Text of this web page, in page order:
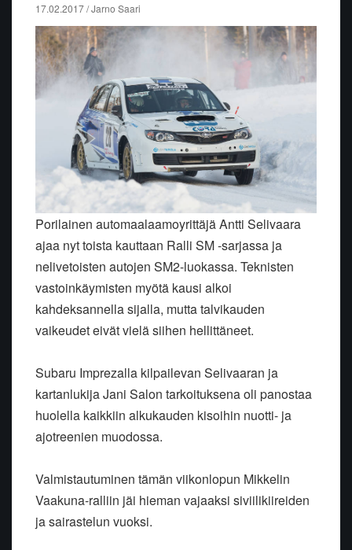
17.02.2017 / Jarno Saari
Porilainen automaalaamoyrittäjä Antti Selivaara
ajaa nyt toista kauttaan Ralli SM -sarjassa ja
nelivetoisten autojen SM2-luokassa. Teknisten
vastoinkäymisten myötä kausi alkoi
kahdeksannella sijalla, mutta talvikauden
vaikeudet eivät vielä siihen hellittäneet.
Subaru Imprezalla kilpailevan Selivaaran ja
kartanlukija Jani Salon tarkoituksena oli panostaa
huolella kaikkiin alkukauden kisoihin nuotti- ja
ajotreenien muodossa.
Valmistautuminen tämän viikonlopun Mikkelin
Vaakuna-ralliin jäi hieman vajaaksi siviilikiireiden
ja sairastelun vuoksi.